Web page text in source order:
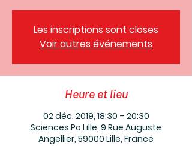
Les inscriptions sont closes
Voir autres événements
Heure et lieu
02 déc. 2019, 18:30 – 20:30
Sciences Po Lille, 9 Rue Auguste
Angellier, 59000 Lille, France